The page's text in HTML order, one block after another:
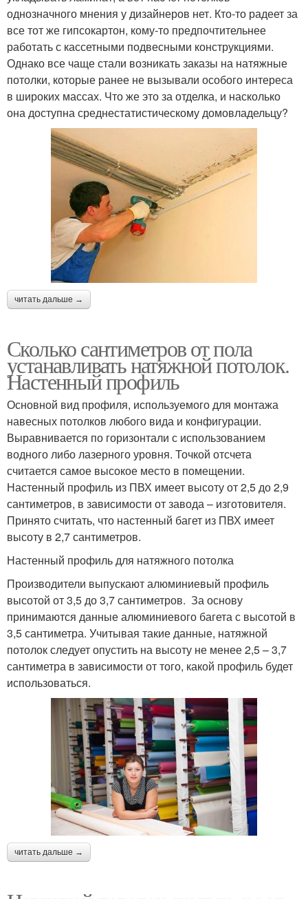
однозначного мнения у дизайнеров нет. Кто-то радеет за
все тот же гипсокартон, кому-то предпочтительнее
работать с кассетными подвесными конструкциями.
Однако все чаще стали возникать заказы на натяжные
потолки, которые ранее не вызывали особого интереса
в широких массах. Что же это за отделка, и насколько
она доступна среднестатистическому домовладельцу?
читать дальше →
Сколько сантиметров от пола
устанавливать натяжной потолок.
Настенный профиль
Основной вид профиля, используемого для монтажа
навесных потолков любого вида и конфигурации.
Выравнивается по горизонтали с использованием
водного либо лазерного уровня. Точкой отсчета
считается самое высокое место в помещении.
Настенный профиль из ПВХ имеет высоту от 2,5 до 2,9
сантиметров, в зависимости от завода – изготовителя.
Принято считать, что настенный багет из ПВХ имеет
высоту в 2,7 сантиметров.
Настенный профиль для натяжного потолка
Производители выпускают алюминиевый профиль
высотой от 3,5 до 3,7 сантиметров. За основу
принимаются данные алюминиевого багета с высотой в
3,5 сантиметра. Учитывая такие данные, натяжной
потолок следует опустить на высоту не менее 2,5 – 3,7
сантиметра в зависимости от того, какой профиль будет
использоваться.
читать дальше →